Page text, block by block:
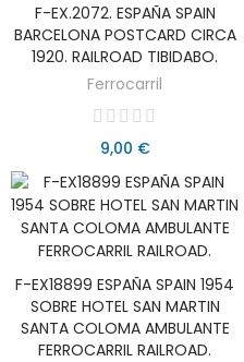
AÑADIR AL CARRITO
F-EX.2072. ESPAÑA SPAIN
BARCELONA POSTCARD CIRCA
1920. RAILROAD TIBIDABO.
Ferrocarril
9,00 €
AÑADIR AL CARRITO
F-EX18899 ESPAÑA SPAIN 1954
SOBRE HOTEL SAN MARTIN
SANTA COLOMA AMBULANTE
FERROCARRIL RAILROAD.